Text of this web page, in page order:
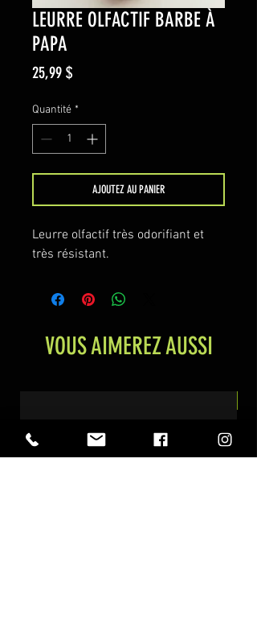
LEURRE OLFACTIF BARBE À
PAPA
25,99 $Prix
Quantité *
AJOUTEZ AU PANIER
Leurre olfactif très odorifiant et
très résistant.
VOUS AIMEREZ AUSSI